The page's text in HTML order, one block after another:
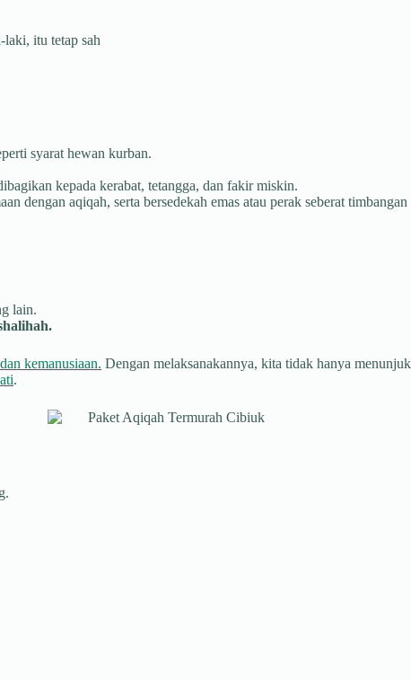
itu tetap sah
syarat hewan kurban.
kepada kerabat, tetangga, dan fakir miskin.
dengan aqiqah, serta bersedekah emas atau perak seberat
lain.
kemanusiaan. Dengan melaksanakannya, kita tidak hanya
.